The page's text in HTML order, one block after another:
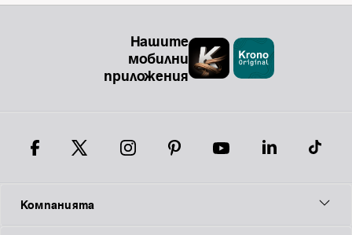
Нашите
мобилни
приложения
Компанията